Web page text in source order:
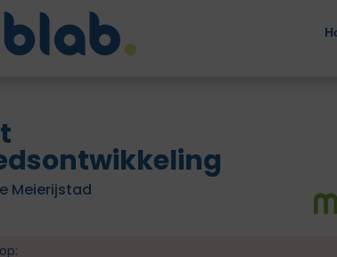
Meierijstad